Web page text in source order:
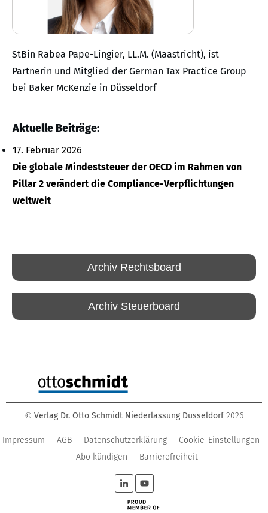
StBin Rabea Pape-Lingier, LL.M. (Maastricht), ist
Partnerin und Mitglied der German Tax Practice Group
bei Baker McKenzie in Düsseldorf
Aktuelle Beiträge:
17. Februar 2026
Die globale Mindeststeuer der OECD im Rahmen von
Pillar 2 verändert die Compliance-Verpflichtungen
weltweit
Archiv Rechtsboard
Archiv Steuerboard
© Verlag Dr. Otto Schmidt Niederlassung Düsseldorf 2026
Impressum AGB Datenschutzerklärung
Cookie-Einstellungen
Abo kündigen
Barrierefreiheit